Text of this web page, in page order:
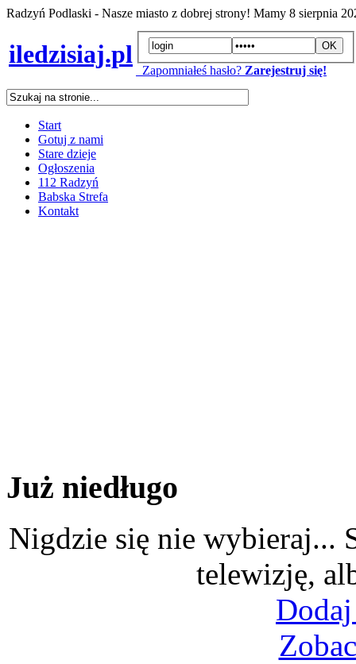
Radzyń Podlaski - Nasze miasto z dobrej strony! Mamy 8 sierpnia
iledzisiaj.pl
Zapomniałeś hasło? Zarejestruj się!
Start
Gotuj z nami
Stare dzieje
Ogłoszenia
112 Radzyń
Babska Strefa
Kontakt
Już niedługo
Nigdzie się nie wybieraj...
telewizję,